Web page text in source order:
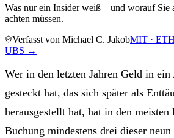
Was nur ein Insider weiß – und worauf Sie
achten müssen.
Verfasst von Michael C. JakobMIT ·
UBS →
Wer in den letzten Jahren Geld in
gesteckt hat, das sich später als
herausgestellt hat, hat in den meisten
Buchung mindestens drei dieser neun